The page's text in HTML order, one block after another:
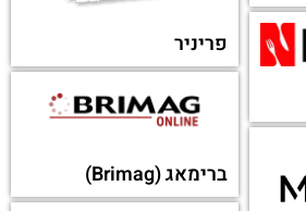
פריניר
ברימאג (Brimag)